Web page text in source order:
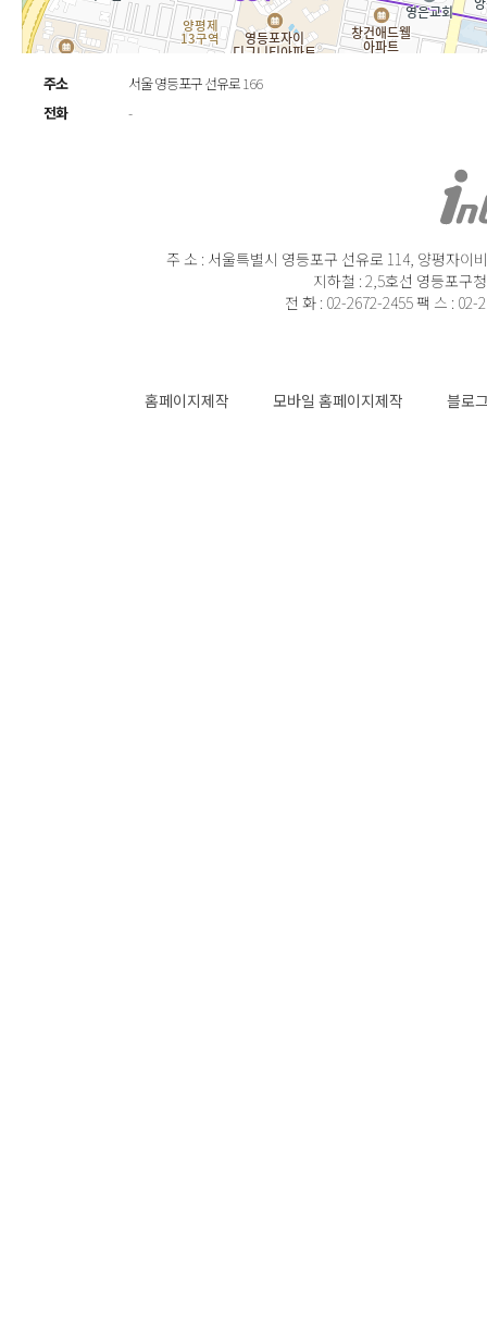
주소
서울 영등포구 선유로 166
전화
-
주 소 : 서울특별시 영등포구 선유로 114, 양평자이
지하철 : 2,5호선 영등포구
전 화 : 02-2672-2455 팩 스 :
홈페이지제작 모바일 홈페이지제작 블로